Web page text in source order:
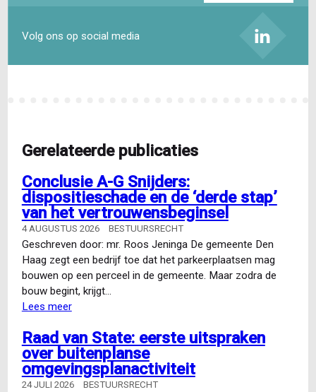
Volg ons op social media
Gerelateerde publicaties
Conclusie A-G Snijders:
dispositieschade en de ‘derde stap’
van het vertrouwensbeginsel
4 AUGUSTUS 2026 BESTUURSRECHT
Geschreven door: mr. Roos Jeninga De gemeente Den
Haag zegt een bedrijf toe dat het parkeerplaatsen mag
bouwen op een perceel in de gemeente. Maar zodra de
bouw begint, krijgt…
Lees meerover
A-
G
Snijders:
dispositieschade
Raad van State: eerste uitspraken
over buitenplanse
omgevingsplanactiviteit
24 JULI 2026 BESTUURSRECHT